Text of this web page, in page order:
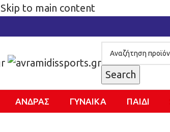
Skip to main content
Search
ΑΝΔΡΑΣ ΓΥΝΑΙΚΑ ΠΑΙΔΙ